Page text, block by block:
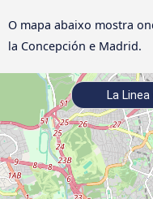
O mapa abaixo mostra
la Concepción e Madrid.
La